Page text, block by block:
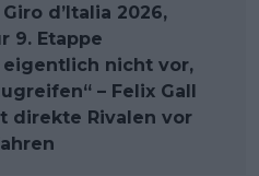
d’Italia 2026,
9. Etappe
eigentlich nicht vor,
– Felix Gall
direkte Rivalen vor